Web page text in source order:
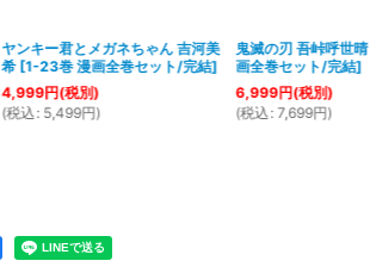
ヤンキー君とメガネちゃん 吉河美
希 [1-23巻 漫画全巻セット/完結]
4,999円(税別)
(税込: 5,499円)
鬼滅の刃 吾峠呼世晴
画全巻セット/完結]
6,999円(税別)
(税込: 7,699円)